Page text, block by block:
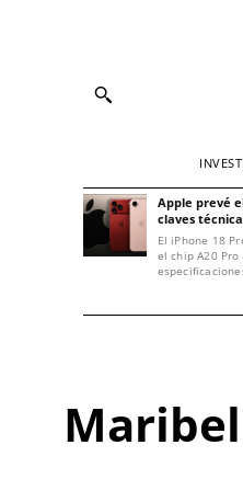
Apple prevé
claves
El iPhone 18
el chip A20 Pro